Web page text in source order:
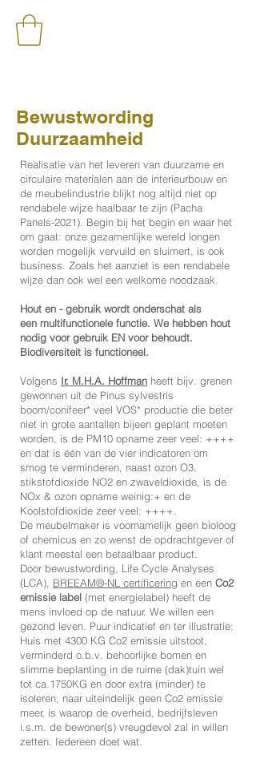
Bewustwording
Duurzaamheid
Realisatie van het leveren van duurzame en
circulaire materialen aan de interieurbouw en
de meubelindustrie blijkt nog altijd niet op
rendabele wijze haalbaar te zijn (Pacha
Panels-2021). Begin bij het begin en waar het
om gaat: onze gezamenlijke wereld longen
worden mogelijk vervuild en sluimert, is ook
business. Zoals het aanziet is een rendabele
wijze dan ook wel een welkome noodzaak.
Hout en - gebruik wordt onderschat als
een multifunctionele functie. We hebben hout
nodig voor gebruik EN voor behoudt.
Biodiversiteit is functioneel.
Volgens Ir. M.H.A. Hoffman heeft bijv. grenen
gewonnen uit de Pinus sylvestris
boom/conifeer* veel VOS* productie die beter
niet in grote aantallen bijeen geplant moeten
worden, is de PM10 opname zeer veel: ++++
en dat is één van de vier indicatoren om
smog te verminderen, naast ozon O3,
stikstofdioxide NO2 en zwaveldioxide, is de
NOx & ozon opname weinig:+ en de
Koolstofdioxide zeer veel: ++++.
De meubelmaker is voornamelijk geen bioloog
of chemicus en zo wenst de opdrachtgever of
klant meestal een betaalbaar product.
Door bewustwording, Life Cycle Analyses
(LCA), BREEAM®-NL certificering en een Co2
emissie label (met energielabel) heeft de
mens invloed op de natuur. We willen een
gezond leven. Puur indicatief en ter illustratie:
Huis met 4300 KG Co2 emissie uitstoot,
verminderd o.b.v. behoorlijke bomen en
slimme beplanting in de ruime (dak)tuin wel
tot ca.1750KG en door extra (minder) te
isoleren, naar uiteindelijk geen Co2 emissie
meer, is waarop de overheid, bedrijfsleven
i.s.m. de bewoner(s) vreugdevol zal in willen
zetten. Iedereen doet wat.